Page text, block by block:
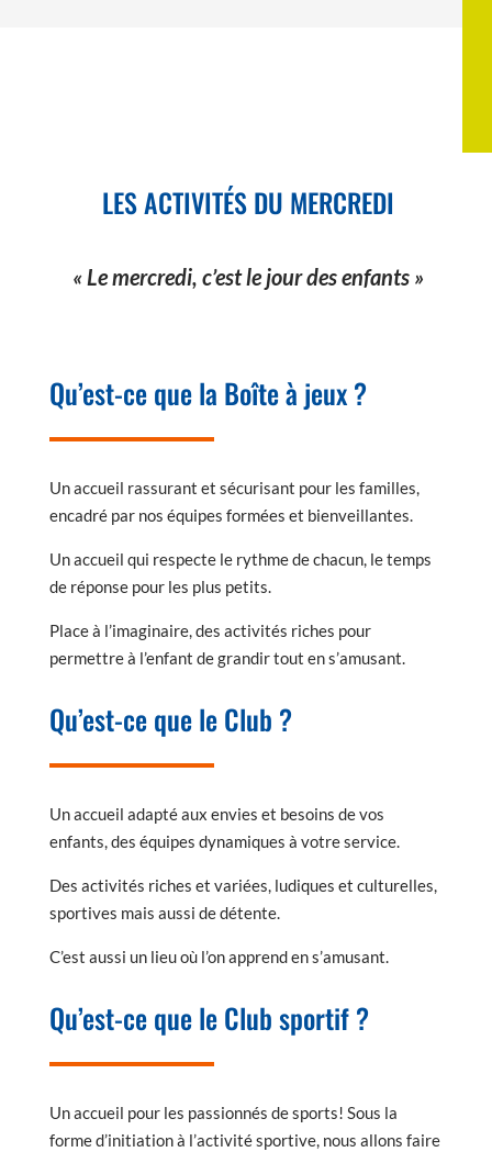
LES ACTIVITÉS DU MERCREDI
« Le mercredi, c’est le jour des enfants »
Qu’est-ce que la Boîte à jeux ?
Un accueil rassurant et sécurisant pour les familles,
encadré par nos équipes formées et bienveillantes.
Un accueil qui respecte le rythme de chacun, le temps
de réponse pour les plus petits.
Place à l’imaginaire, des activités riches pour
permettre à l’enfant de grandir tout en s’amusant.
Qu’est-ce que le Club ?
Un accueil adapté aux envies et besoins de vos
enfants, des équipes dynamiques à votre service.
Des activités riches et variées, ludiques et culturelles,
sportives mais aussi de détente.
C’est aussi un lieu où l’on apprend en s’amusant.
Qu’est-ce que le Club sportif ?
Un accueil pour les passionnés de sports! Sous la
forme d’initiation à l’activité sportive, nous allons faire